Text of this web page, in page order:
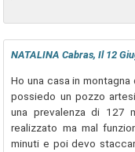
NATALINA Cabras, Il 12
Ho una casa in
possiedo un pozzo
una prevalenza di 127
realizzato ma mal
minuti e poi devo